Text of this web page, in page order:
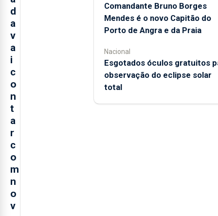
d
a
v
a
i
c
o
n
t
a
r
c
o
m
n
o
v
Comandante Bruno Borges
Mendes é o novo Capitão do
Porto de Angra e da Praia
Nacional
Esgotados óculos gratuitos
observação do eclipse solar
total